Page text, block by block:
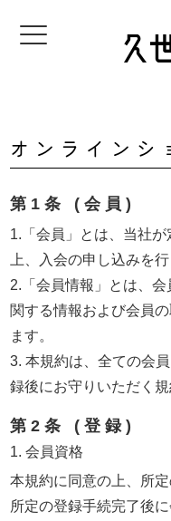
オンラインシ
第1条 (会員)
1.「会員」とは、当社
上、入会の申し込みを
2.「会員情報」とは、
関する情報および会員
ます。
3. 本規約は、全ての会
録後にお守りいただく規
第2条 (登録)
1. 会員資格
本規約に同意の上、所
所定の登録手続完了後